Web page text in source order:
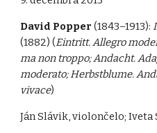
David Popper(1843–1913):
(1882) (Eintritt. Allegro
ma non troppo; Andacht.
moderato; Herbstblume.
vivace)
Ján Slávik, violončelo; Iveta